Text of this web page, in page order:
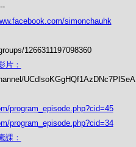
simonchauhk
1266311197098360
片：
UCdlsoKGgHQf1AzDNc7PlSeA
program_episode.php?cid=45
program_episode.php?cid=34
課：